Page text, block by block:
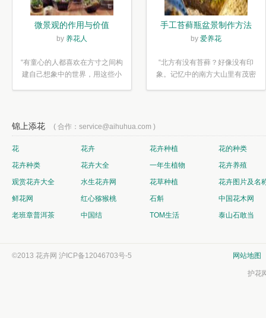
微景观的作用与价值
by 养花人
“有童心的人都喜欢在方寸之间构
建自己想象中的世界，用这些小
手工苔藓瓶盆景制作方法
by 爱养花
“北方有没有苔藓？好像没有印
象。记忆中的南方大山里有茂密
锦上添花 ( 合作：service@aihuhua.com )
花 花卉 花卉种植
花的种类
花卉种类
花卉大全 一年生植物
花卉养殖
观赏花卉大全
水生花卉网 花草种植
花卉图片及名
鲜花网
红心猕猴桃 石斛
中国花木网
老班章普洱茶
中国结 TOM生活 泰山石敢当
©2013 花卉网 沪ICP备12046703号-5 网站地图
护花